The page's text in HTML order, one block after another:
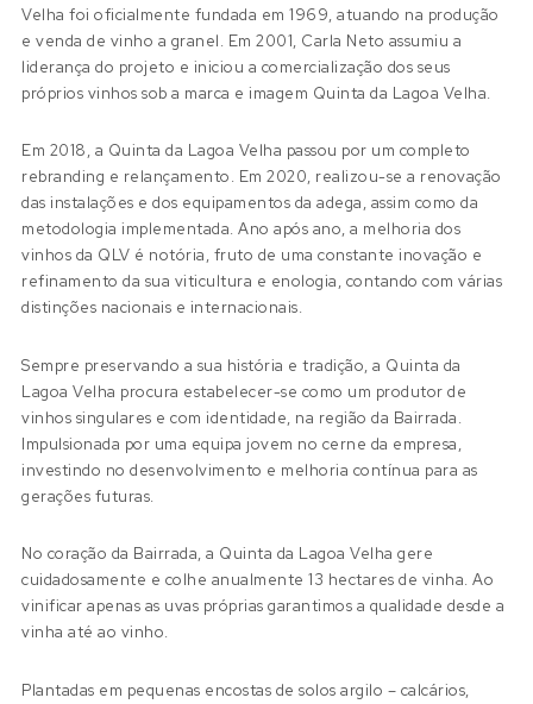
Velha foi oficialmente fundada em 1969, atuando na produção
e venda de vinho a granel. Em 2001, Carla Neto assumiu a
liderança do projeto e iniciou a comercialização dos seus
próprios vinhos sob a marca e imagem Quinta da Lagoa Velha.
Em 2018, a Quinta da Lagoa Velha passou por um completo
rebranding e relançamento. Em 2020, realizou-se a renovação
das instalações e dos equipamentos da adega, assim como da
metodologia implementada. Ano após ano, a melhoria dos
vinhos da QLV é notória, fruto de uma constante inovação e
refinamento da sua viticultura e enologia, contando com várias
distinções nacionais e internacionais.
Sempre preservando a sua história e tradição, a Quinta da
Lagoa Velha procura estabelecer-se como um produtor de
vinhos singulares e com identidade, na região da Bairrada.
Impulsionada por uma equipa jovem no cerne da empresa,
investindo no desenvolvimento e melhoria contínua para as
gerações futuras.
No coração da Bairrada, a Quinta da Lagoa Velha gere
cuidadosamente e colhe anualmente 13 hectares de vinha. Ao
vinificar apenas as uvas próprias garantimos a qualidade desde a
vinha até ao vinho.
Plantadas em pequenas encostas de solos argilo – calcários,